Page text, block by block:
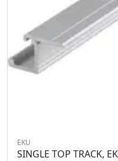
EKU
SINGLE TOP TRACK,